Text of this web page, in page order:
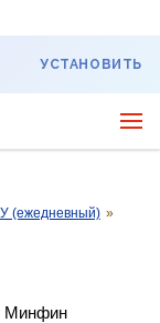
УСТАНОВИТЬ
(ежедневный) »
Минфин